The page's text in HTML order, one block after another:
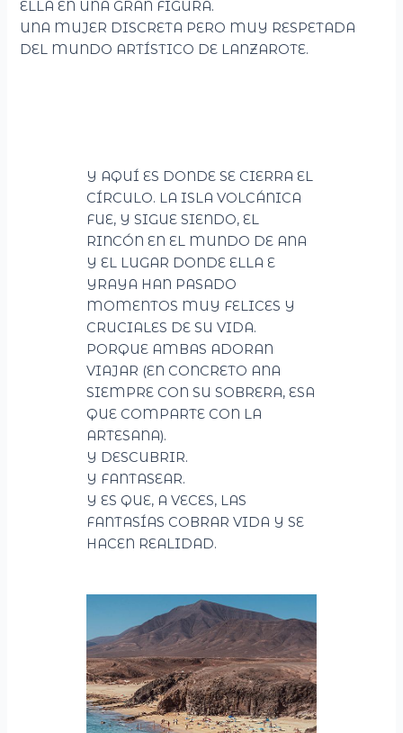
ELLA EN UNA GRAN FIGURA.
UNA MUJER DISCRETA PERO MUY RESPETADA
DEL MUNDO ARTÍSTICO DE LANZAROTE.
Y AQUÍ ES DONDE SE CIERRA EL
CÍRCULO. LA ISLA VOLCÁNICA
FUE, Y SIGUE SIENDO, EL
RINCÓN EN EL MUNDO DE ANA
Y EL LUGAR DONDE ELLA E
YRAYA HAN PASADO
MOMENTOS MUY FELICES Y
CRUCIALES DE SU VIDA.
PORQUE AMBAS ADORAN
VIAJAR (EN CONCRETO ANA
SIEMPRE CON SU SOBRERA, ESA
QUE COMPARTE CON LA
ARTESANA).
Y DESCUBRIR.
Y FANTASEAR.
Y ES QUE, A VECES, LAS
FANTASÍAS COBRAR VIDA Y SE
HACEN REALIDAD.